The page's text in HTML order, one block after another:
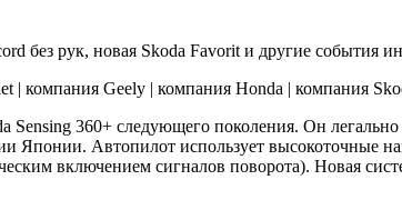
компания Geely | компания Honda | компания
Sensing 360+ следующего поколения. Он
Японии. Автопилот использует высокоточные
включением сигналов поворота). Новая